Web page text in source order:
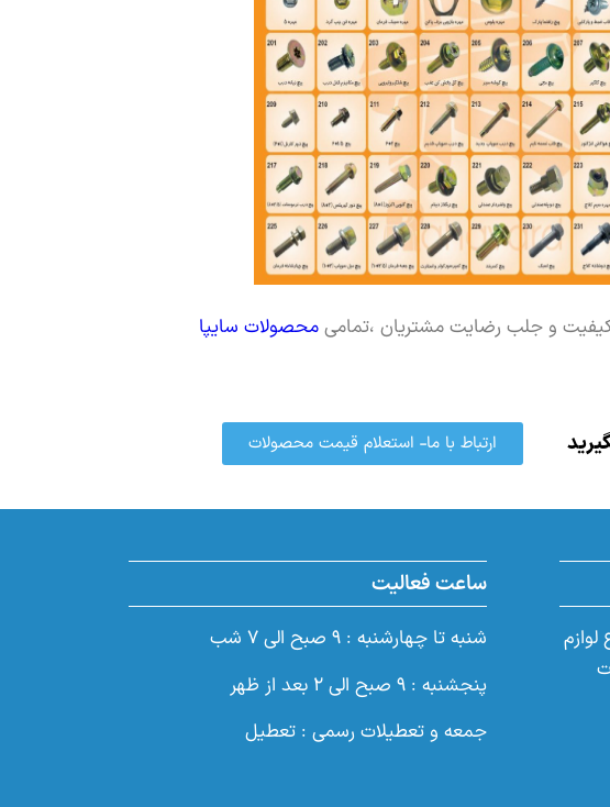
و جلب رضایت مشتریان ،تمامیمحصولات سایپا
ارتباط با ما- استعلام قیمت محصولات
ساعت فعالیت
شنبه تا چهارشنبه : ۹ صبح الی ۷ شب
پنجشنبه : ۹ صبح الی ۲ بعد از ظهر
جمعه و تعطیلات رسمی : تعطیل